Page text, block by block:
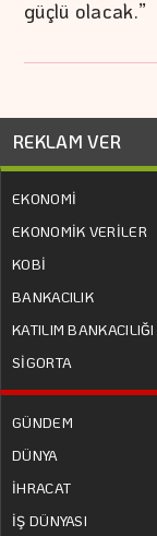
güçlü olacak.”
REKLAM VER
EKONOMİ
EKONOMİK VERİLER
KOBİ
BANKACILIK
KATILIM BANKACILIĞI
SİGORTA
GÜNDEM
DÜNYA
İHRACAT
İŞ DÜNYASI